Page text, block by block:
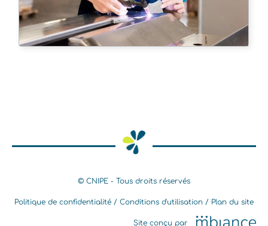
© CNIPE - Tous droits réservés
Politique de confidentialité Conditions d'utilisation Plan du site
Site conçu par